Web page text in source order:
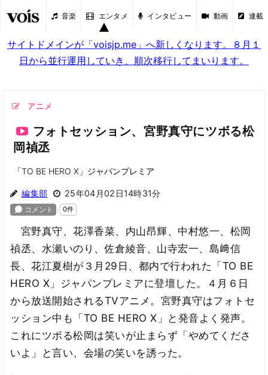
音楽 エンタメ インタビュー 動画 連載
サイトドメインが「voisjp.me」へ新しくなります。８月１
日から並行運用していき、順次移行してまいります。
アニメ
フォトセッション、宮野真守にツボる松
岡禎丞
「TO BE HERO X」ジャパンプレミア
編集部 25年04月02日14時31分
宮野真守、花澤香菜、内山昂輝、中村悠一、松岡
禎丞、水瀬いのり、佐倉綾音、山寺宏一、島﨑信
長、花江夏樹が３月29日、都内で行われた「TO BE
HERO X」ジャパンプレミアに登壇した。４月６日
から放送開始されるTVアニメ。宮野真守はフォトセ
ッション中も「TO BE HERO X」と発音よく発声。
これにツボる松岡は笑いが止まらず「やめてくださ
いよ」と言い、会場の笑いを誘った。